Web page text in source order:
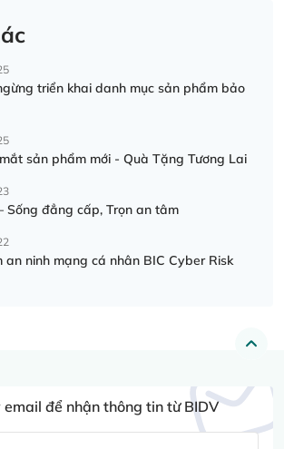
triển khai danh mục sản phẩm bảo
sản phẩm mới - Quà Tặng Tương Lai
Sống đẳng cấp, Trọn an tâm
an ninh mạng cá nhân BIC Cyber Risk
để nhận thông tin từ BIDV